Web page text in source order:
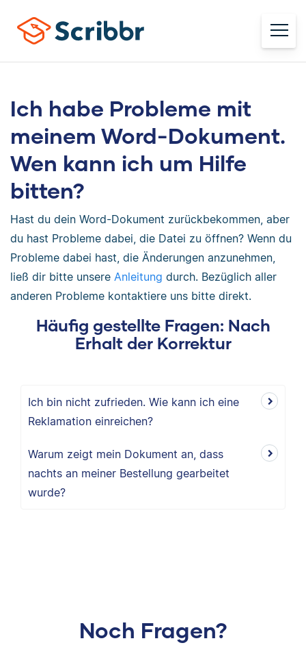
Ich habe Probleme mit
meinem Word-Dokument.
Wen kann ich um Hilfe
bitten?
Hast du dein Word-Dokument zurückbekommen, aber
du hast Probleme dabei, die Datei zu öffnen? Wenn du
Probleme dabei hast, die Änderungen anzunehmen,
ließ dir bitte unsere Anleitung durch. Bezüglich aller
anderen Probleme kontaktiere uns bitte direkt.
Häufig gestellte Fragen: Nach
Erhalt der Korrektur
Ich bin nicht zufrieden. Wie kann ich eine
Reklamation einreichen?
Warum zeigt mein Dokument an, dass
nachts an meiner Bestellung gearbeitet
wurde?
Noch Fragen?